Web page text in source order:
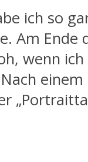
ich so
Am Ende
wenn
einem